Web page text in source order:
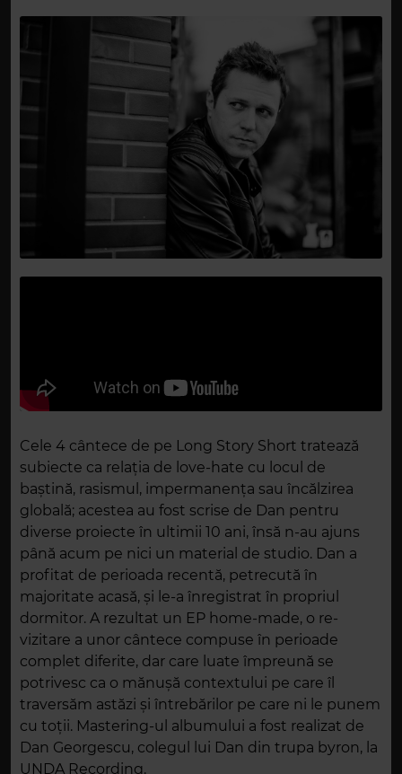
Cele 4 cântece de pe Long Story Short tratează
subiecte ca relația de love-hate cu locul de
baștină, rasismul, impermanența sau încălzirea
globală; acestea au fost scrise de Dan pentru
diverse proiecte în ultimii 10 ani, însă n-au ajuns
până acum pe nici un material de studio. Dan a
profitat de perioada recentă, petrecută în
majoritate acasă, și le-a înregistrat în propriul
dormitor. A rezultat un EP home-made, o re-
vizitare a unor cântece compuse în perioade
complet diferite, dar care luate împreună se
potrivesc ca o mănușă contextului pe care îl
traversăm astăzi și întrebărilor pe care ni le punem
cu toții. Mastering-ul albumului a fost realizat de
Dan Georgescu, colegul lui Dan din trupa byron, la
UNDA Recording.